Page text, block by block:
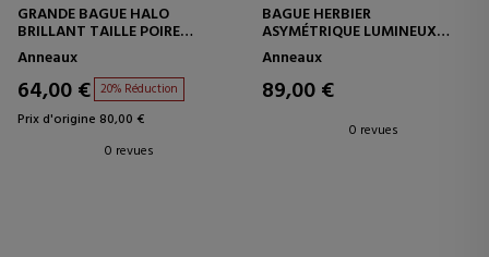
GRANDE BAGUE HALO
BRILLANT TAILLE POIRE
193012C01
Anneaux
64,00 € 20% Réduction
Prix d'origine 80,00 €
0 revues
BAGUE HERBIER
ASYMÉTRIQUE LUMINEUX
193023C01
Anneaux
89,00 €
0 revues